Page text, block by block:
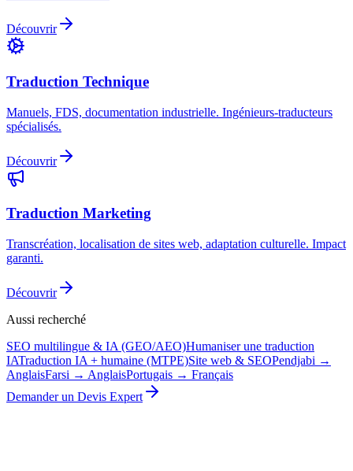
Découvrir
Traduction Technique
Manuels, FDS, documentation industrielle. Ingénieurs-traducteurs
spécialisés.
Découvrir
Traduction Marketing
Transcréation, localisation de sites web, adaptation culturelle. Impact
garanti.
Découvrir
Aussi recherché
SEO multilingue & IA (GEO/AEO)Humaniser une traduction
IATraduction IA + humaine (MTPE)Site web & SEOPendjabi →
AnglaisFarsi → AnglaisPortugais → Français
Demander un Devis Expert